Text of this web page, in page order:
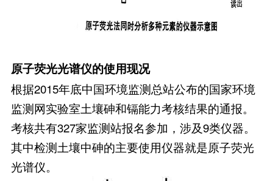
原子荧光光谱仪的使用现况
根据2015年底中国环境监测总站公布的国家环境
监测网实验室土壤砷和镉能力考核结果的通报。
考核共有327家监测站报名参加，涉及9类仪器。
其中检测土壤中砷的主要使用仪器就是原子荧光
光谱仪。